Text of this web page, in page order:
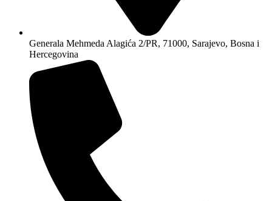
Generala Mehmeda Alagića 2/PR, 71000, Sarajevo, Bosna i
Hercegovina